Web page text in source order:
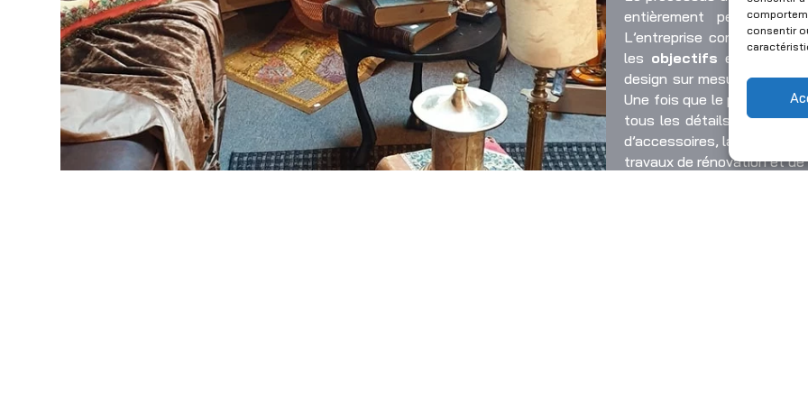
consentir
entièrement
L’entreprise commence
les objectifs et les
design sur mesure en
Une fois que le plan est
tous les détails de la
d’accessoires, la
travaux de rénovation et